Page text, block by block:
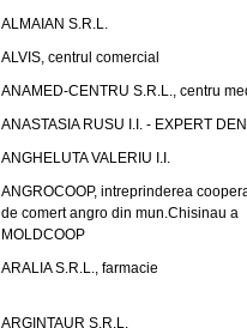
ALMAIAN S.R.L.
ALVIS, centrul comercial
ANAMED-CENTRU S.R.L., centru
ANASTASIA RUSU I.I. - EXPERT
ANGHELUTA VALERIU I.I.
ANGROCOOP, intreprinderea
de comert angro din mun.Chisinau a
MOLDCOOP
ARALIA S.R.L., farmacie
ARGINTAUR S.R.L.